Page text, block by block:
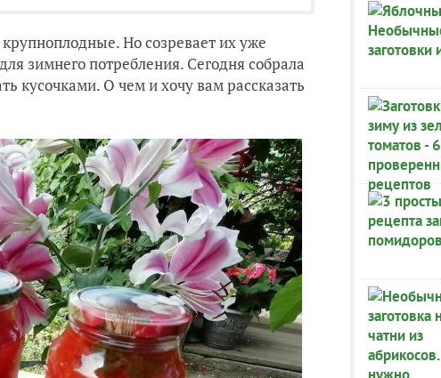
Но созревает их уже
зимнего потребления. Сегодня собрала
кусочками. О чем и хочу вам рассказать